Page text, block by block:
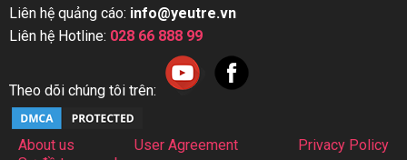
Liên hệ quảng cáo: info@yeutre.vn
Liên hệ Hotline: 028 66 888 99
Theo dõi chúng tôi trên:
About us User Agreement
Privacy Policy